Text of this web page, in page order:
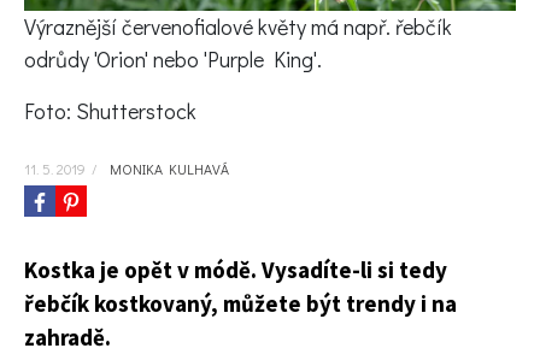
KVÍZY A TESTY
Výraznější červenofialové květy má např. řebčík
odrůdy 'Orion' nebo 'Purple King'.
Foto: Shutterstock
11. 5. 2019 / MONIKA KULHAVÁ
Kostka je opět v módě. Vysadíte-li si tedy
řebčík kostkovaný, můžete být trendy i na
zahradě.